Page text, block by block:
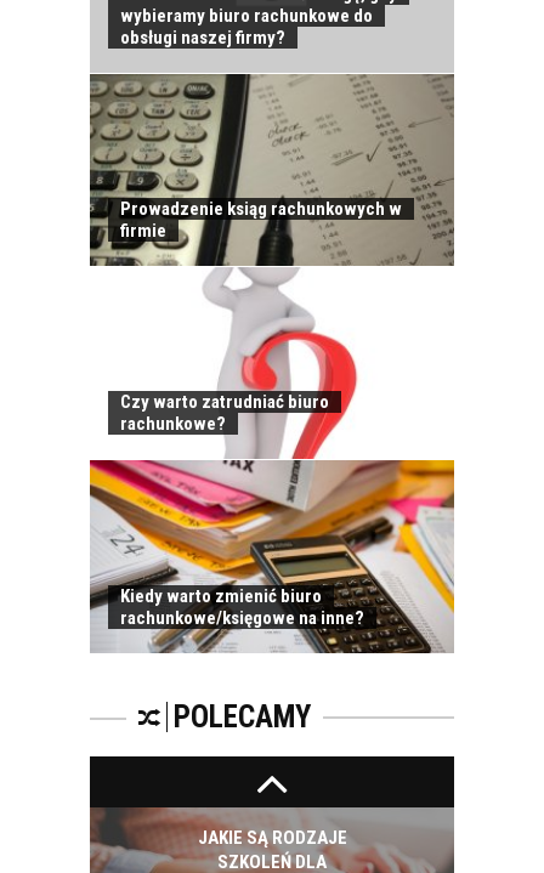
wybieramy biuro rachunkowe do
obsługi naszej firmy?
Prowadzenie ksiąg rachunkowych w
firmie
Czy warto zatrudniać biuro
rachunkowe?
Kiedy warto zmienić biuro
rachunkowe/księgowe na inne?
POLECAMY
JAK POWINNO
PRAWIDŁOWE
SZKOLENIE
PRACOWNIKÓW?
CZĘŚĆ PIERWSZA!
JAK POWINNO
WYGLĄDAĆ
PRAWIDŁOWE
SZKOLENIE
PRACOWNIKÓW?
CZĘŚĆ DRUGA!
ROZWÓJ
PRACOWNIKA - JAK O
NIEGO DBAĆ?
PRACOWNICY -
JAKIE SĄ RODZAJE
SZKOLEŃ DLA